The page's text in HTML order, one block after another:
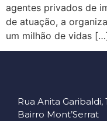
agentes privados de
de atuação, a
um milhão de vidas
Rua Anita Garibaldi,
Bairro Mont’Serrat